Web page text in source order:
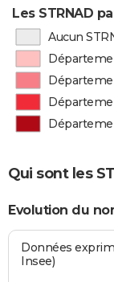
Les STRNAD
Aucun
Qui sont les
Evolution du
Données
Insee)